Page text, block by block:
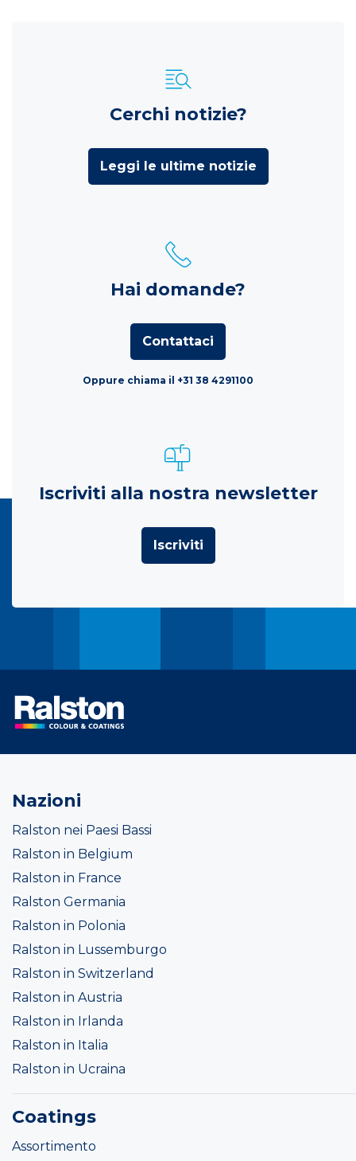
Cerchi notizie?
Leggi le ultime notizie
Hai domande?
Contattaci
Oppure chiama il +31 38 4291100
Iscriviti alla nostra newsletter
Iscriviti
Nazioni
Ralston nei Paesi Bassi
Ralston in Belgium
Ralston in France
Ralston Germania
Ralston in Polonia
Ralston in Lussemburgo
Ralston in Switzerland
Ralston in Austria
Ralston in Irlanda
Ralston in Italia
Ralston in Ucraina
Coatings
Assortimento